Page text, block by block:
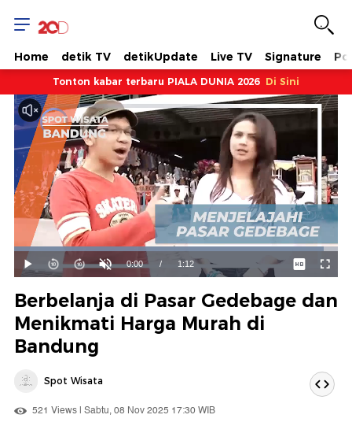
Home detik TV detikUpdate Live TV Signature
Tonton kabar terbaru PIALA DUNIA 2026 Di Sini
Mainkan
Suara
Hidup
Waktu
ini
0:00 / Durasi
1:12
Dimuat:
95.51%
Berbelanja di Pasar Gedebage dan
Menikmati Harga Murah di
Bandung
Spot Wisata
521 Views | Sabtu, 08 Nov 2025 17:30 WIB